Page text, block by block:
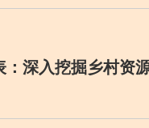
：深入挖掘乡村资